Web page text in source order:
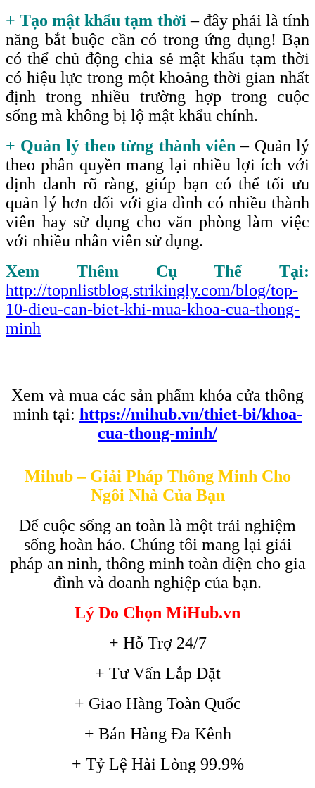
+ Tạo mật khẩu tạm thời – đây phải là tính
năng bắt buộc cần có trong ứng dụng! Bạn
có thể chủ động chia sẻ mật khẩu tạm thời
có hiệu lực trong một khoảng thời gian nhất
định trong nhiều trường hợp trong cuộc
sống mà không bị lộ mật khẩu chính.
+ Quản lý theo từng thành viên – Quản lý
theo phân quyền mang lại nhiều lợi ích với
định danh rõ ràng, giúp bạn có thể tối ưu
quản lý hơn đối với gia đình có nhiều thành
viên hay sử dụng cho văn phòng làm việc
với nhiều nhân viên sử dụng.
Xem Thêm Cụ Thể Tại:
http://topnlistblog.strikingly.com/blog/top-
10-dieu-can-biet-khi-mua-khoa-cua-thong-
minh
Xem và mua các sản phẩm khóa cửa thông
minh tại: https://mihub.vn/thiet-bi/khoa-
cua-thong-minh/
Mihub – Giải Pháp Thông Minh Cho
Ngôi Nhà Của Bạn
Để cuộc sống an toàn là một trải nghiệm
sống hoàn hảo. Chúng tôi mang lại giải
pháp an ninh, thông minh toàn diện cho gia
đình và doanh nghiệp của bạn.
Lý Do Chọn MiHub.vn
+ Hỗ Trợ 24/7
+ Tư Vấn Lắp Đặt
+ Giao Hàng Toàn Quốc
+ Bán Hàng Đa Kênh
+ Tỷ Lệ Hài Lòng 99.9%